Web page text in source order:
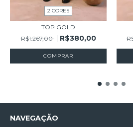
2 CORES
TOP GOLD
R$1.267,00
R$380,00
COMPRAR
NAVEGAÇÃO